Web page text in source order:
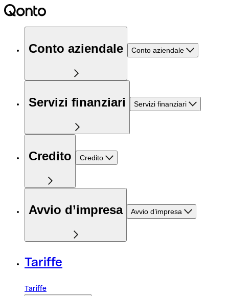
Conto aziendale Conto aziendale
Servizi finanziari Servizi finanziari
Credito Credito
Avvio d’impresa Avvio d’impresa
Tariffe
Tariffe